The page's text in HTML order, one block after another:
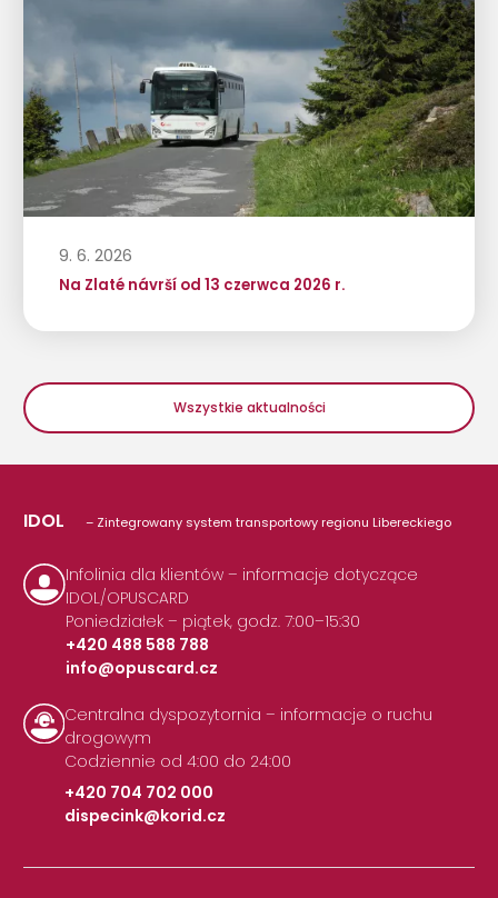
9. 6. 2026
Na Zlaté návrší od 13 czerwca 2026 r.
Wszystkie aktualności
IDOL – Zintegrowany system transportowy regionu Libereckiego
Infolinia dla klientów – informacje dotyczące
IDOL/OPUSCARD
Poniedziałek – piątek, godz. 7:00–15:30
+420 488 588 788
|
info@opuscard.cz
Centralna dyspozytornia – informacje o ruchu
drogowym
Codziennie od 4:00 do 24:00
+420 704 702 000
|
dispecink@korid.cz